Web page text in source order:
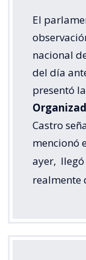
El
nacional
del día
presentó la
Castro
mencionó
ayer,
realmente